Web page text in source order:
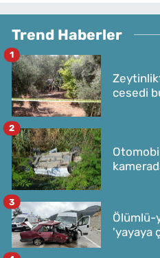
Trend Haberler
cesedi
1
2
Ölümlü-
'yayaya
3